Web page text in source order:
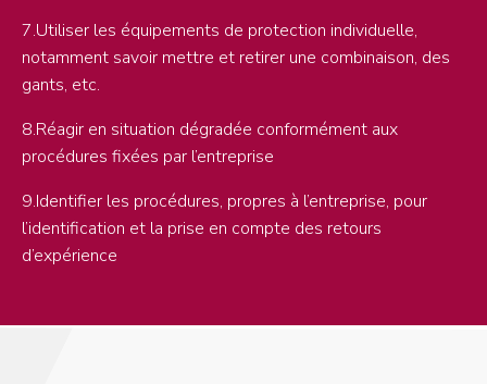
7.Utiliser les équipements de protection individuelle,
notamment savoir mettre et retirer une combinaison, des
gants, etc.
8.Réagir en situation dégradée conformément aux
procédures fixées par l’entreprise
9.Identifier les procédures, propres à l’entreprise, pour
l’identification et la prise en compte des retours
d’expérience